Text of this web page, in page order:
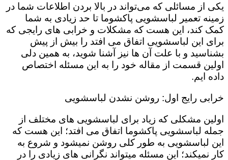
یکی از مسائلی که می‌تواند در بالا بردن اطلاعات شما در
زمینه تعمیر لباسشویی پاکشوما تا حد زیادی به شما
کمک کند، این هست که مشکلات و خرابی های رایجی که
برای این لباسشویی اتفاق می افتد را بیش از پیش
بشناسید و با علت آن ها نیز آشنا شوید، به همین دلی
اولین قسمت از مقاله خود را به این مسئله اختصاص
داده ایم.
خرابی رایج اول: روشن نشدن لباسشویی
اولین مشکلی که زیاد برای لباسشویی های مختلف از
جمله لباسشویی پاکشوما اتفاق می افتد؛ این هست که
این لباسشویی به طور کلی روشن نمیشود و شروع به
کار نمیکند؛ این مسئله میتواند نگرانی های زیادی را در